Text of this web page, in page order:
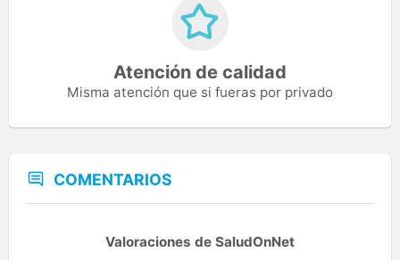
Atención de calidad
Misma atención que si fueras por privado
COMENTARIOS
Valoraciones de SaludOnNet